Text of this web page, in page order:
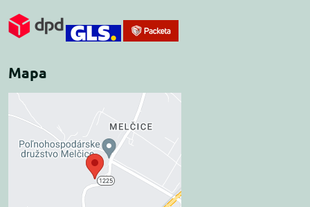
Mapa
Externý obsah je
blokovaný Voľbami
súkromia
Prajete si načítať externý obsah?